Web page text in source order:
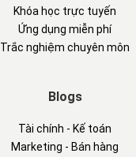
Khóa học trực tuyến
Ứng dụng miễn phí
Trắc nghiệm chuyên môn
Blogs
Tài chính - Kế toán
Marketing - Bán hàng